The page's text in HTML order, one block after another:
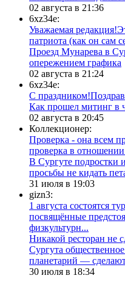
02 августа в 21:36
6xz34e:
Уважаемая
патриота (как он сам
​Проезд Мунарева в
опережением графика
02 августа в 21:24
6xz34e:
С
Как прошел митинг в
02 августа в 20:45
Коллекционер:
Проверка - она всем
проверка в
В Сургуте подростки
просьбы не кидать
31 июля в 19:03
gizn3:
1 августа состоятся
посвящённые
физкультурн...
​Никакой ресторан не
Сургута
планетарий —
30 июля в 18:34